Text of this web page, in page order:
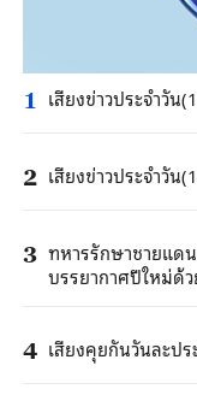
1 เสียงข่าวประจำวัน
2 เสียงข่าวประจำวัน
3 ทหารรักษาชายแด
บรรยากาศปีใหม่ด้
4 เสียงคุยกันวันละป